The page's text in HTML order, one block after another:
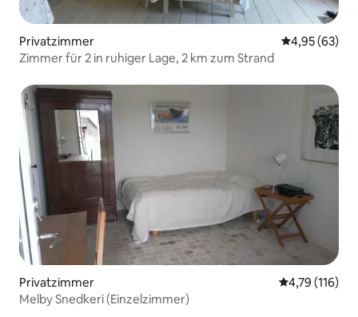
Privatzimmer
4,95 (63)
Zimmer für 2 in ruhiger Lage, 2 km zum Strand
Privatzimmer
4,79 (116)
Melby Snedkeri (Einzelzimmer)